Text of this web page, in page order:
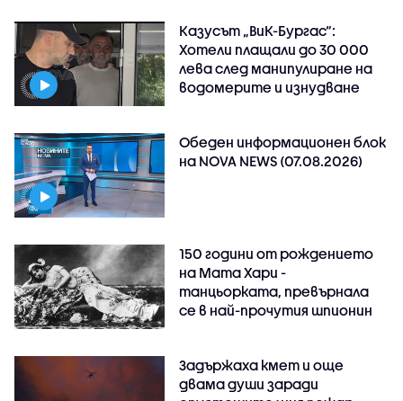
Казусът „ВиК-Бургас“:
Хотели плащали до 30 000
лева след манипулиране на
водомерите и изнудване
Обеден информационен блок
на NOVA NEWS (07.08.2026)
150 години от рождението
на Мата Хари -
танцьорката, превърнала
се в най-прочутия шпионин
Задържаха кмет и още
двама души заради